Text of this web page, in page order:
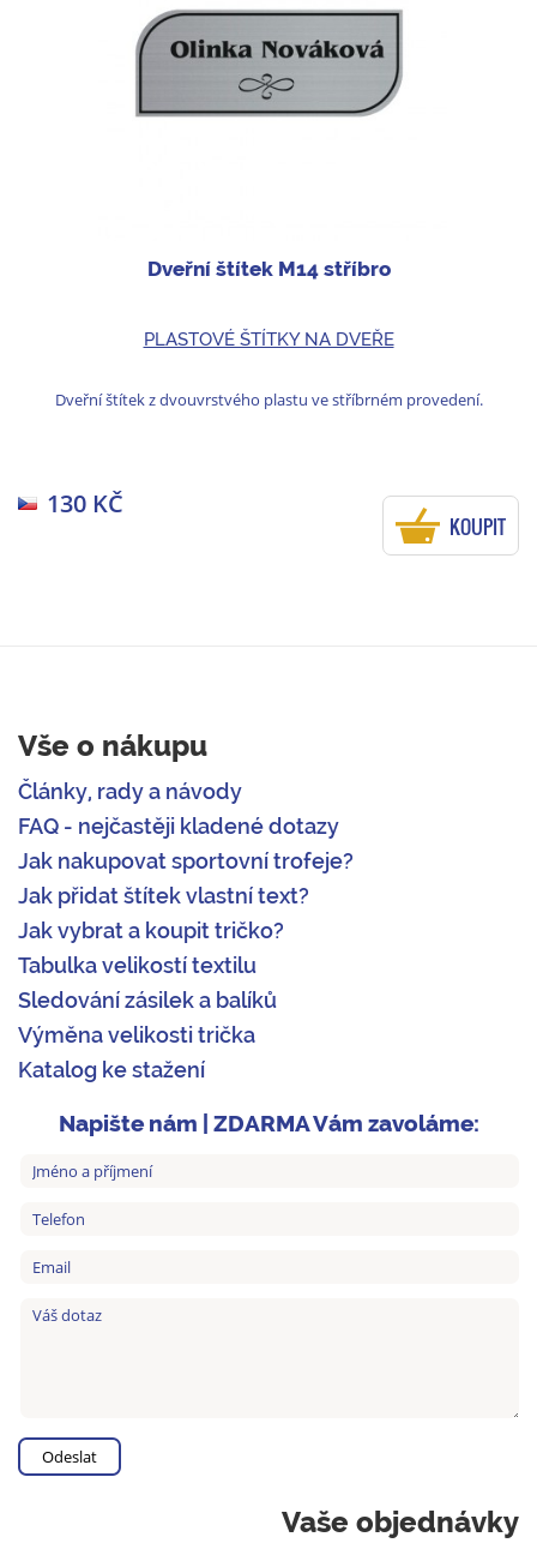
Dveřní štítek M14 stříbro
PLASTOVÉ ŠTÍTKY NA DVEŘE
Dveřní štítek z dvouvrstvého plastu ve stříbrném provedení.
130 KČ
KOUPIT
Vše o nákupu
Články, rady a návody
FAQ - nejčastěji kladené dotazy
Jak nakupovat sportovní trofeje?
Jak přidat štítek vlastní text?
Jak vybrat a koupit tričko?
Tabulka velikostí textilu
Sledování zásilek a balíků
Výměna velikosti trička
Katalog ke stažení
Napište nám | ZDARMA Vám zavoláme:
Vaše objednávky